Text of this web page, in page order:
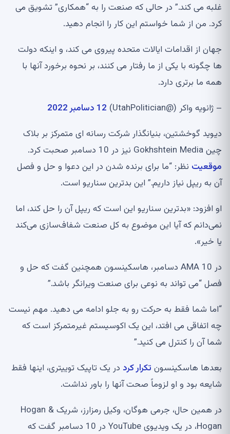
غلبه می کند.” در حالی که صنعت را به “همکاری” تشویق می
کرد. من از شما خواستم این کار را انجام دهید.
جهان از اقدامات ایالات متحده پیروی می کند، و اینکه دولت
ها چگونه با یکی از ما رفتار می کنند، بر نحوه برخورد آنها با
همه ما برتری دارد.
– ژانویه واکر (@UtahPolitician)
12 دسامبر 2022
دیوید گوخشتین، بنیانگذار شرکت رسانه ای متمرکز بر بلاک
چین Gokhshtein Media نیز در 10 دسامبر صحبت کرد.
موقعیت نظر: “ما برای برنده شدن در این دعوا و حل و فصل
آن به ریپل نیاز داریم.” این بدترین سناریو است.
او افزود: «بدترین سناریو این است که ریپل آن را حل کند، اما
نمی‌دانم که آیا این موضوع به کل صنعت شفاف‌سازی می‌کند
یا خیر».
در AMA 10 دسامبر، هاسکینسون همچنین گفت که حل و
فصل “می تواند به نوعی برای صنعت ویرانگر باشد.”
“اما شما فقط به حرکت رو به جلو ادامه می دهید. مهم نیست
چه اتفاقی می افتد، این یک اکوسیستم غیرمتمرکز است که
شما آن را کنترل می کنید.”
بعدها هاسکینسون تکرار کرد در یک تاپیک توییتری، اینها فقط
شایعه بود و او لزوماً صحت آنها را باور نداشت.
در همین حال، جرمی هوگان، وکیل رمزارز، شریک Hogan &
Hogan، در یک ویدیوی YouTube در 10 دسامبر گفت که